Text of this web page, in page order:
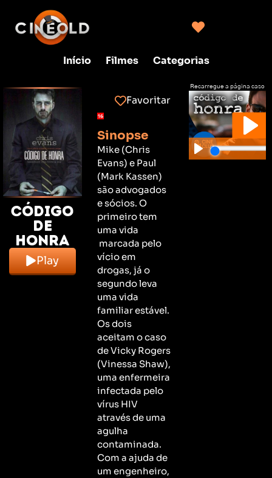
Início Filmes Categorias
Código
de
Honra
Play
Favoritar
Sinopse
Mike (Chris
Evans) e Paul
(Mark Kassen)
são advogados
e sócios. O
primeiro tem
uma vida
marcada pelo
vício em
drogas, já o
segundo leva
uma vida
familiar estável.
Os dois
aceitam o caso
de Vicky Rogers
(Vinessa Shaw),
uma enfermeira
infectada pelo
vírus HIV
através de uma
agulha
contaminada.
Com a ajuda de
um engenheiro,
Recarregue a página caso
não consiga clicar no play